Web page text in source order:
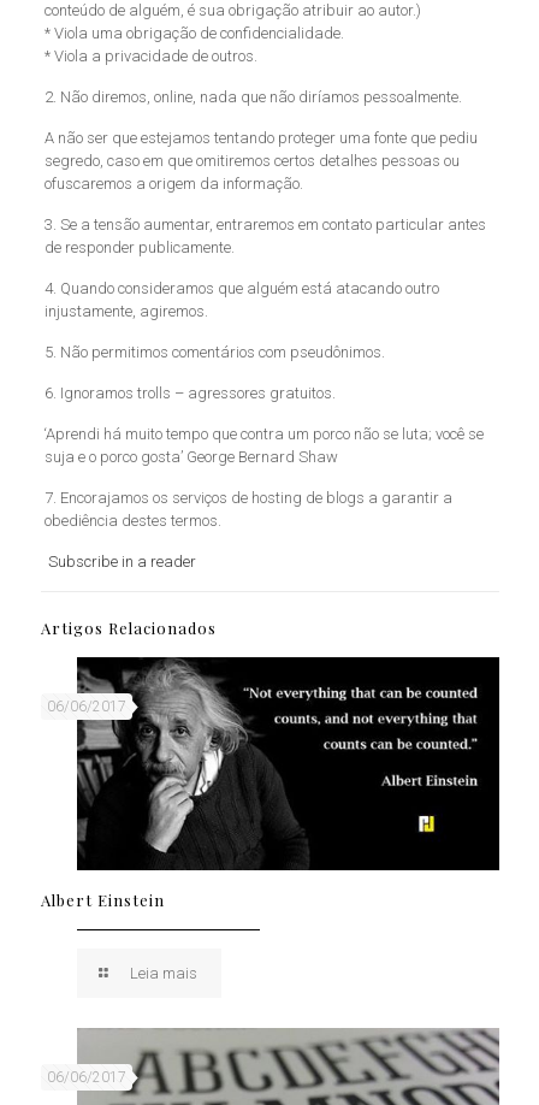
conteúdo de alguém, é sua obrigação atribuir ao autor.)
* Viola uma obrigação de confidencialidade.
* Viola a privacidade de outros.
2. Não diremos, online, nada que não diríamos pessoalmente.
A não ser que estejamos tentando proteger uma fonte que pediu
segredo, caso em que omitiremos certos detalhes pessoas ou
ofuscaremos a origem da informação.
3. Se a tensão aumentar, entraremos em contato particular antes
de responder publicamente.
4. Quando consideramos que alguém está atacando outro
injustamente, agiremos.
5. Não permitimos comentários com pseudônimos.
6. Ignoramos trolls – agressores gratuitos.
‘Aprendi há muito tempo que contra um porco não se luta; você se
suja e o porco gosta’ George Bernard Shaw
7. Encorajamos os serviços de hosting de blogs a garantir a
obediência destes termos.
Subscribe in a reader
Artigos Relacionados
06/06/2017
Albert Einstein
Leia mais
06/06/2017